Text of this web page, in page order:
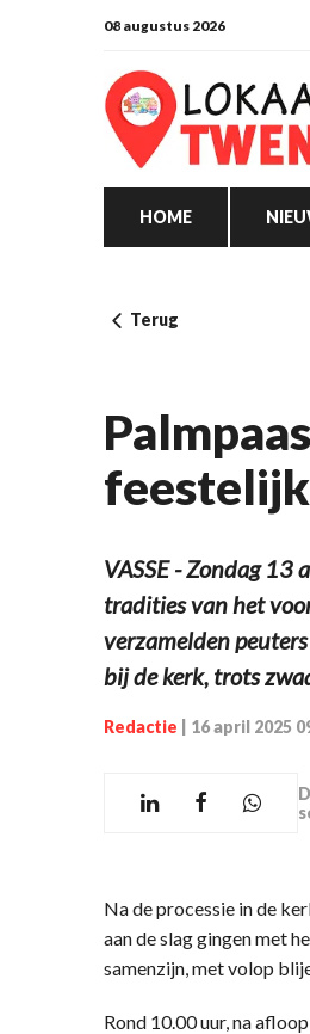
08 augustus 2026
HOME
Terug
VASSE - Zondag 13
tradities van het
verzamelden
bij de kerk, trots
Redactie 16 april 2025
Na de processie in de
aan de slag gingen met
samenzijn, met volop
Rond 10.00 uur, na